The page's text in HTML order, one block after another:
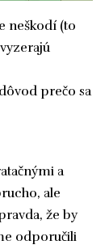
neškodí (to
prečo sa
a
ale
že by
odporučili